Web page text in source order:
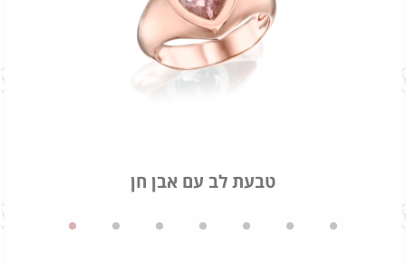
טבעת לב עם אבן חן